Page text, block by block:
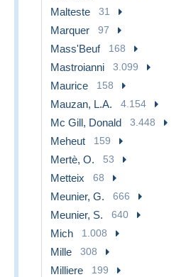
Malteste 31
Marquer 97
Mass'Beuf 168
Mastroianni 3.099
Maurice 158
Mauzan, L.A. 4.154
Mc Gill, Donald 3.448
Meheut 159
Mertè, O. 53
Metteix 68
Meunier, G. 666
Meunier, S. 640
Mich 1.008
Mille 308
Milliere 199